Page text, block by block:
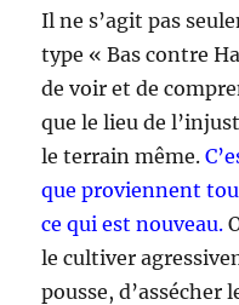
Il ne s’agit pas
type « Bas contre
de voir et de
que le lieu de
le terrain même.
que proviennent
ce qui est nouveau.
le cultiver
pousse, d’assécher